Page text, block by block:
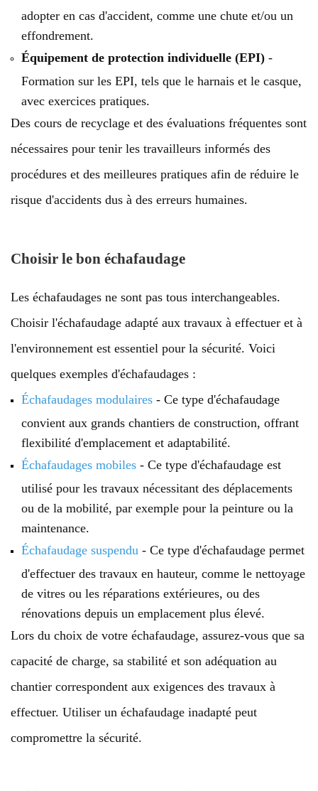
adopter en cas d'accident, comme une chute et/ou un
effondrement.
Équipement de protection individuelle (EPI) -
Formation sur les EPI, tels que le harnais et le casque,
avec exercices pratiques.
Des cours de recyclage et des évaluations fréquentes sont
nécessaires pour tenir les travailleurs informés des
procédures et des meilleures pratiques afin de réduire le
risque d'accidents dus à des erreurs humaines.
Choisir le bon échafaudage
Les échafaudages ne sont pas tous interchangeables.
Choisir l'échafaudage adapté aux travaux à effectuer et à
l'environnement est essentiel pour la sécurité. Voici
quelques exemples d'échafaudages :
Échafaudages modulaires - Ce type d'échafaudage
convient aux grands chantiers de construction, offrant
flexibilité d'emplacement et adaptabilité.
Échafaudages mobiles - Ce type d'échafaudage est
utilisé pour les travaux nécessitant des déplacements
ou de la mobilité, par exemple pour la peinture ou la
maintenance.
Échafaudage suspendu - Ce type d'échafaudage permet
d'effectuer des travaux en hauteur, comme le nettoyage
de vitres ou les réparations extérieures, ou des
rénovations depuis un emplacement plus élevé.
Lors du choix de votre échafaudage, assurez-vous que sa
capacité de charge, sa stabilité et son adéquation au
chantier correspondent aux exigences des travaux à
effectuer. Utiliser un échafaudage inadapté peut
compromettre la sécurité.